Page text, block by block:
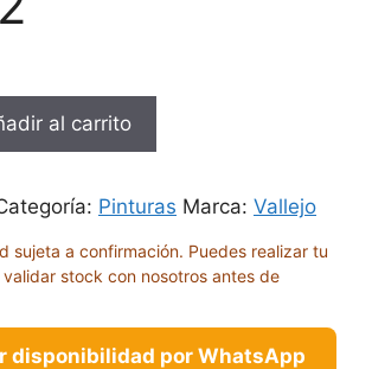
al carrito
Pinturas Marca: Vallejo
sujeta a confirmación. Puedes realizar tu
stock con nosotros antes de
disponibilidad por WhatsApp